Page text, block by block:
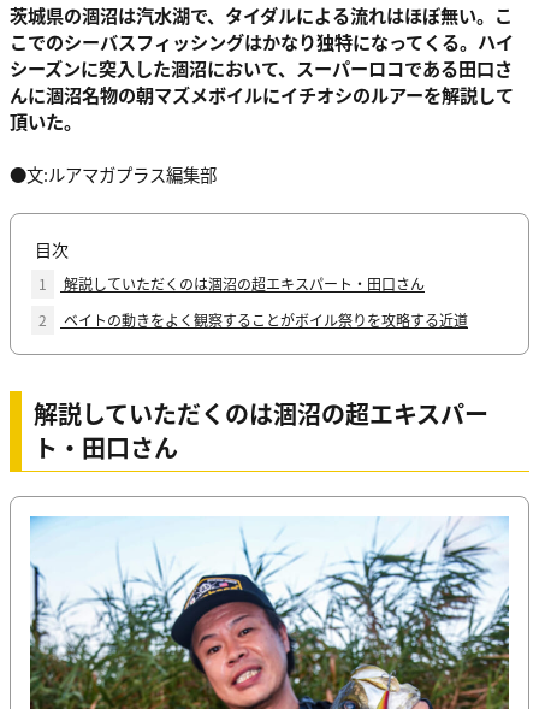
茨城県の涸沼は汽水湖で、タイダルによる流れはほぼ無い。こ
こでのシーバスフィッシングはかなり独特になってくる。ハイ
シーズンに突入した涸沼において、スーパーロコである田口さ
んに涸沼名物の朝マズメボイルにイチオシのルアーを解説して
頂いた。
●文:ルアマガプラス編集部
目次
1
解説していただくのは涸沼の超エキスパート・田口さん
2
ベイトの動きをよく観察することがボイル祭りを攻略する近道
解説していただくのは涸沼の超エキスパー
ト・田口さん